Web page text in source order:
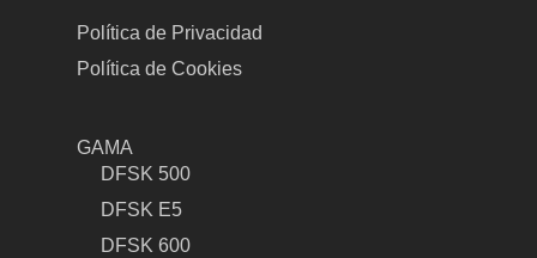
Política de Privacidad
Política de Cookies
GAMA
DFSK 500
DFSK E5
DFSK 600